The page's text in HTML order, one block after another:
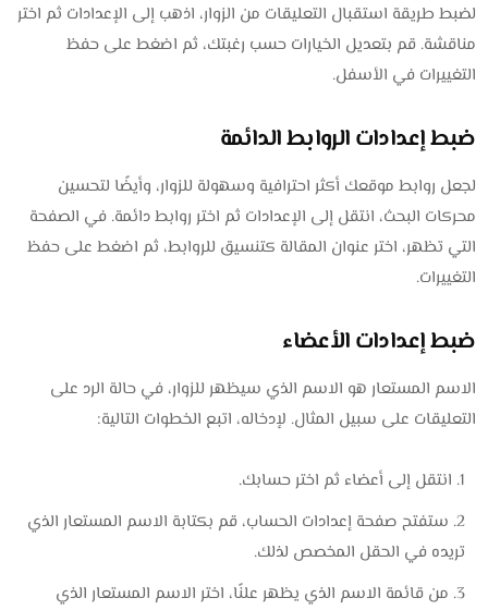
لضبط طريقة استقبال التعليقات من الزوار، اذهب إلى الإعدادات ثم اختر
مناقشة. قم بتعديل الخيارات حسب رغبتك، ثم اضغط على حفظ
التغييرات في الأسفل.
ضبط إعدادات الروابط الدائمة
لجعل روابط موقعك أكثر احترافية وسهولة للزوار، وأيضًا لتحسين
محركات البحث، انتقل إلى الإعدادات ثم اختر روابط دائمة. في الصفحة
التي تظهر، اختر عنوان المقالة كتنسيق للروابط، ثم اضغط على حفظ
التغييرات.
ضبط إعدادات الأعضاء
الاسم المستعار هو الاسم الذي سيظهر للزوار، في حالة الرد على
التعليقات على سبيل المثال. لإدخاله، اتبع الخطوات التالية:
انتقل إلى أعضاء ثم اختر حسابك.
ستفتح صفحة إعدادات الحساب، قم بكتابة الاسم المستعار الذي
تريده في الحقل المخصص لذلك.
من قائمة الاسم الذي يظهر علنًا، اختر الاسم المستعار الذي